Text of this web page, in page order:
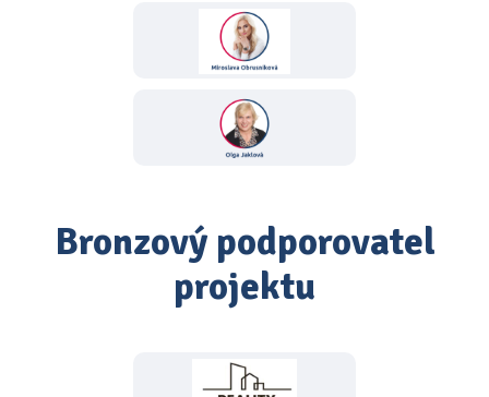
Bronzový podporovatel
projektu